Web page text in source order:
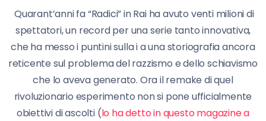
Quarant’anni fa “Radici” in Rai ha avuto venti milioni di
spettatori, un record per una serie tanto innovativa,
che ha messo i puntini sulla i a una storiografia ancora
reticente sul problema del razzismo e dello schiavismo
che lo aveva generato. Ora il remake di quel
rivoluzionario esperimento non si pone ufficialmente
obiettivi di ascolti (lo ha detto in questo magazine a